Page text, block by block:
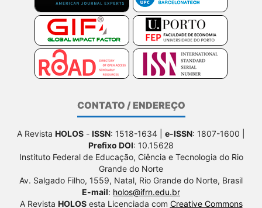
CONTATO / ENDEREÇO
A Revista HOLOS - ISSN: 1518-1634 | e-ISSN: 1807-1600 |
Prefixo DOI: 10.15628
Instituto Federal de Educação, Ciência e Tecnologia do Rio
Grande do Norte
Av. Salgado Filho, 1559, Natal, Rio Grande do Norte, Brasil
E-mail: holos@ifrn.edu.br
A Revista HOLOSesta Licenciada com Creative Commons